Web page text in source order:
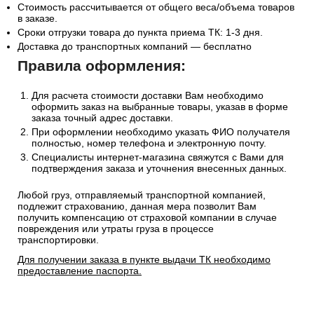
Стоимость рассчитывается от общего веса/объема товаров
в заказе.
Сроки отгрузки товара до пункта приема ТК: 1-3 дня.
Доставка до транспортных компаний — бесплатно
Правила оформления:
Для расчета стоимости доставки Вам необходимо
оформить заказ на выбранные товары, указав в форме
заказа точный адрес доставки.
При оформлении необходимо указать ФИО получателя
полностью, номер телефона и электронную почту.
Специалисты интернет-магазина свяжутся с Вами для
подтверждения заказа и уточнения внесенных данных.
Любой груз, отправляемый транспортной компанией,
подлежит страхованию, данная мера позволит Вам
получить компенсацию от страховой компании в случае
повреждения или утраты груза в процессе
транспортировки.
Для получении заказа в пункте выдачи ТК необходимо
предоставление паспорта.